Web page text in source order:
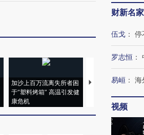
加沙上百万流离失所者困
于“塑料烤箱” 高温引发健
康危机
视线｜HYROX的
心“花钱找虐”？
财新名家
伍戈 ： 停
罗志恒 ：
易峘 ： 海
视频